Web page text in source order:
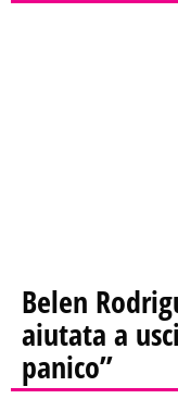
Belen
aiutata a
panico”